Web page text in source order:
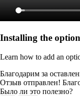
Installing the
Learn how to add an
Благодарим за
Отзыв отправлен!
Было ли это полезно?